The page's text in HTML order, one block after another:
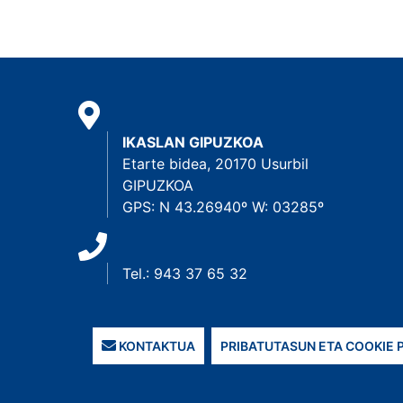
IKASLAN GIPUZKOA
Etarte bidea, 20170 Usurbil
GIPUZKOA
GPS: N 43.26940º W: 03285º
Tel.: 943 37 65 32
KONTAKTUA PRIBATUTASUN ETA COOKIE